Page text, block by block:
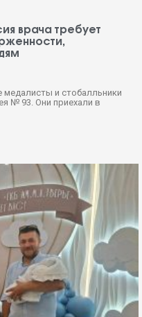
врача требует
и стобалльники
№ 93. Они приехали в